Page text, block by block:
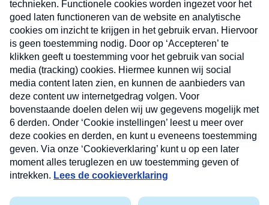
Verzend
Nieuwsbrief
Neem hier een gratis abonnement op onze
nieuwsbrief. Elke vrijdag- en dinsdagochtend in uw